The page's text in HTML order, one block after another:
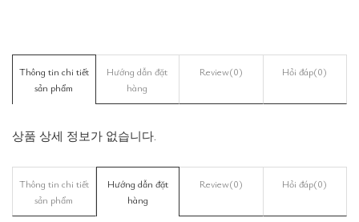
Thông tin chi tiết
sản phẩm
Hướng dẫn đặt
hàng
Review(0) Hỏi đáp(0)
상품 상세 정보가 없습니다.
Thông tin chi tiết
sản phẩm
Hướng dẫn đặt
hàng
Review(0) Hỏi đáp(0)